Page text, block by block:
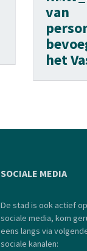
van
het
SOCIALE MEDIA
De stad is ook actief op
sociale media, kom
eens langs via
sociale kanalen: